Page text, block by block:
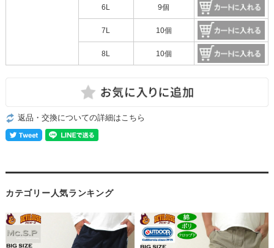
6L 9個
7L 10個
8L 10個
返品・交換についての詳細はこちら
カテゴリー人気ランキング